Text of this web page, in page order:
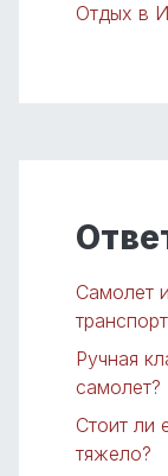
Отдых в
Самолет
Ручная
самолет?
Стоит ли
тяжело?